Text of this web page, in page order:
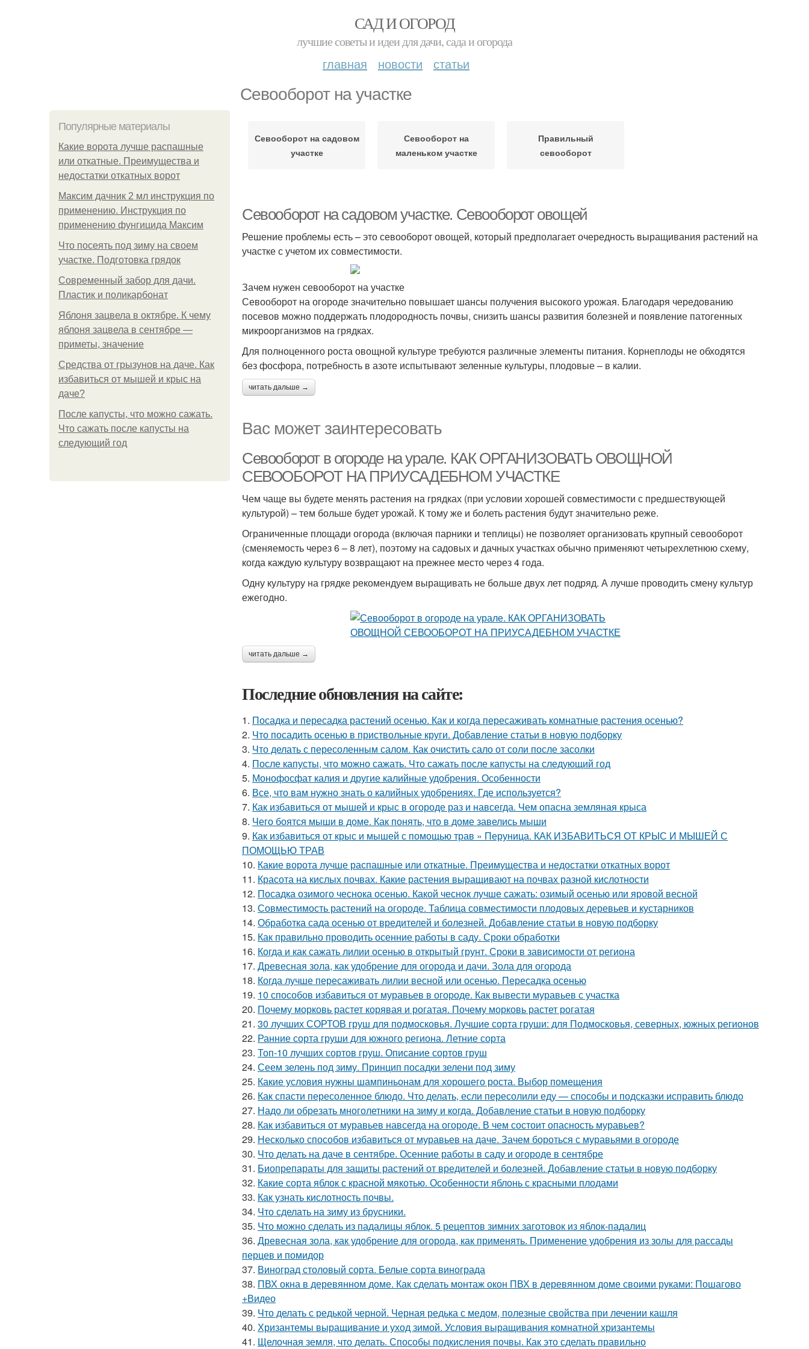
САД И ОГОРОД
лучшие советы и идеи для дачи, сада и огорода
главная новости статьи
Севооборот на участке
Популярные материалы
Какие ворота лучше распашные
или откатные. Преимущества и
недостатки откатных ворот
Максим дачник 2 мл инструкция по
применению. Инструкция по
применению фунгицида Максим
Что посеять под зиму на своем
участке. Подготовка грядок
Современный забор для дачи.
Пластик и поликарбонат
Яблоня зацвела в октябре. К чему
яблоня зацвела в сентябре —
приметы, значение
Средства от грызунов на даче. Как
избавиться от мышей и крыс на
даче?
После капусты, что можно сажать.
Что сажать после капусты на
следующий год
Севооборот на садовом
участке
Севооборот на
маленьком участке
Правильный
севооборот
Севооборот на садовом участке. Севооборот овощей
Решение проблемы есть – это севооборот овощей, который предполагает очередность выращивания растений на
участке с учетом их совместимости.
Зачем нужен севооборот на участке
Севооборот на огороде значительно повышает шансы получения высокого урожая. Благодаря чередованию
посевов можно поддержать плодородность почвы, снизить шансы развития болезней и появление патогенных
микроорганизмов на грядках.
Для полноценного роста овощной культуре требуются различные элементы питания. Корнеплоды не обходятся
без фосфора, потребность в азоте испытывают зеленные культуры, плодовые – в калии.
читать дальше →
Вас может заинтересовать
Севооборот в огороде на урале. КАК ОРГАНИЗОВАТЬ ОВОЩНОЙ
СЕВООБОРОТ НА ПРИУСАДЕБНОМ УЧАСТКЕ
Чем чаще вы будете менять растения на грядках (при условии хорошей совместимости с предшествующей
культурой) – тем больше будет урожай. К тому же и болеть растения будут значительно реже.
Ограниченные площади огорода (включая парники и теплицы) не позволяет организовать крупный севооборот
(сменяемость через 6 – 8 лет), поэтому на садовых и дачных участках обычно применяют четырехлетнюю схему,
когда каждую культуру возвращают на прежнее место через 4 года.
Одну культуру на грядке рекомендуем выращивать не больше двух лет подряд. А лучше проводить смену культур
ежегодно.
читать дальше →
Последние обновления на сайте:
1. Посадка и пересадка растений осенью. Как и когда пересаживать комнатные растения осенью?
2. Что посадить осенью в приствольные круги. Добавление статьи в новую подборку
3. Что делать с пересоленным салом. Как очистить сало от соли после засолки
4. После капусты, что можно сажать. Что сажать после капусты на следующий год
5. Монофосфат калия и другие калийные удобрения. Особенности
6. Все, что вам нужно знать о калийных удобрениях. Где используется?
7. Как избавиться от мышей и крыс в огороде раз и навсегда. Чем опасна земляная крыса
8. Чего боятся мыши в доме. Как понять, что в доме завелись мыши
9. Как избавиться от крыс и мышей с помощью трав » Перуница. КАК ИЗБАВИТЬСЯ ОТ КРЫС И МЫШЕЙ С
ПОМОЩЬЮ ТРАВ
10. Какие ворота лучше распашные или откатные. Преимущества и недостатки откатных ворот
11. Красота на кислых почвах. Какие растения выращивают на почвах разной кислотности
12. Посадка озимого чеснока осенью. Какой чеснок лучше сажать: озимый осенью или яровой весной
13. Совместимость растений на огороде. Таблица совместимости плодовых деревьев и кустарников
14. Обработка сада осенью от вредителей и болезней. Добавление статьи в новую подборку
15. Как правильно проводить осенние работы в саду. Сроки обработки
16. Когда и как сажать лилии осенью в открытый грунт. Сроки в зависимости от региона
17. Древесная зола, как удобрение для огорода и дачи. Зола для огорода
18. Когда лучше пересаживать лилии весной или осенью. Пересадка осенью
19. 10 способов избавиться от муравьев в огороде. Как вывести муравьев с участка
20. Почему морковь растет корявая и рогатая. Почему морковь растет рогатая
21. 30 лучших СОРТОВ груш для подмосковья. Лучшие сорта груши: для Подмосковья, северных, южных регионов
22. Ранние сорта груши для южного региона. Летние сорта
23. Топ-10 лучших сортов груш. Описание сортов груш
24. Сеем зелень под зиму. Принцип посадки зелени под зиму
25. Какие условия нужны шампиньонам для хорошего роста. Выбор помещения
26. Как спасти пересоленное блюдо. Что делать, если пересолили еду — способы и подсказки исправить блюдо
27. Надо ли обрезать многолетники на зиму и когда. Добавление статьи в новую подборку
28. Как избавиться от муравьев навсегда на огороде. В чем состоит опасность муравьев?
29. Несколько способов избавиться от муравьев на даче. Зачем бороться с муравьями в огороде
30. Что делать на даче в сентябре. Осенние работы в саду и огороде в сентябре
31. Биопрепараты для защиты растений от вредителей и болезней. Добавление статьи в новую подборку
32. Какие сорта яблок с красной мякотью. Особенности яблонь с красными плодами
33. Как узнать кислотность почвы.
34. Что сделать на зиму из брусники.
35. Что можно сделать из падалицы яблок. 5 рецептов зимних заготовок из яблок-падалиц
36. Древесная зола, как удобрение для огорода, как применять. Применение удобрения из золы для рассады
перцев и помидор
37. Виноград столовый сорта. Белые сорта винограда
38. ПВХ окна в деревянном доме. Как сделать монтаж окон ПВХ в деревянном доме своими руками: Пошагово
+Видео
39. Что делать с редькой черной. Черная редька с медом, полезные свойства при лечении кашля
40. Хризантемы выращивание и уход зимой. Условия выращивания комнатной хризантемы
41. Щелочная земля, что делать. Способы подкисления почвы. Как это сделать правильно